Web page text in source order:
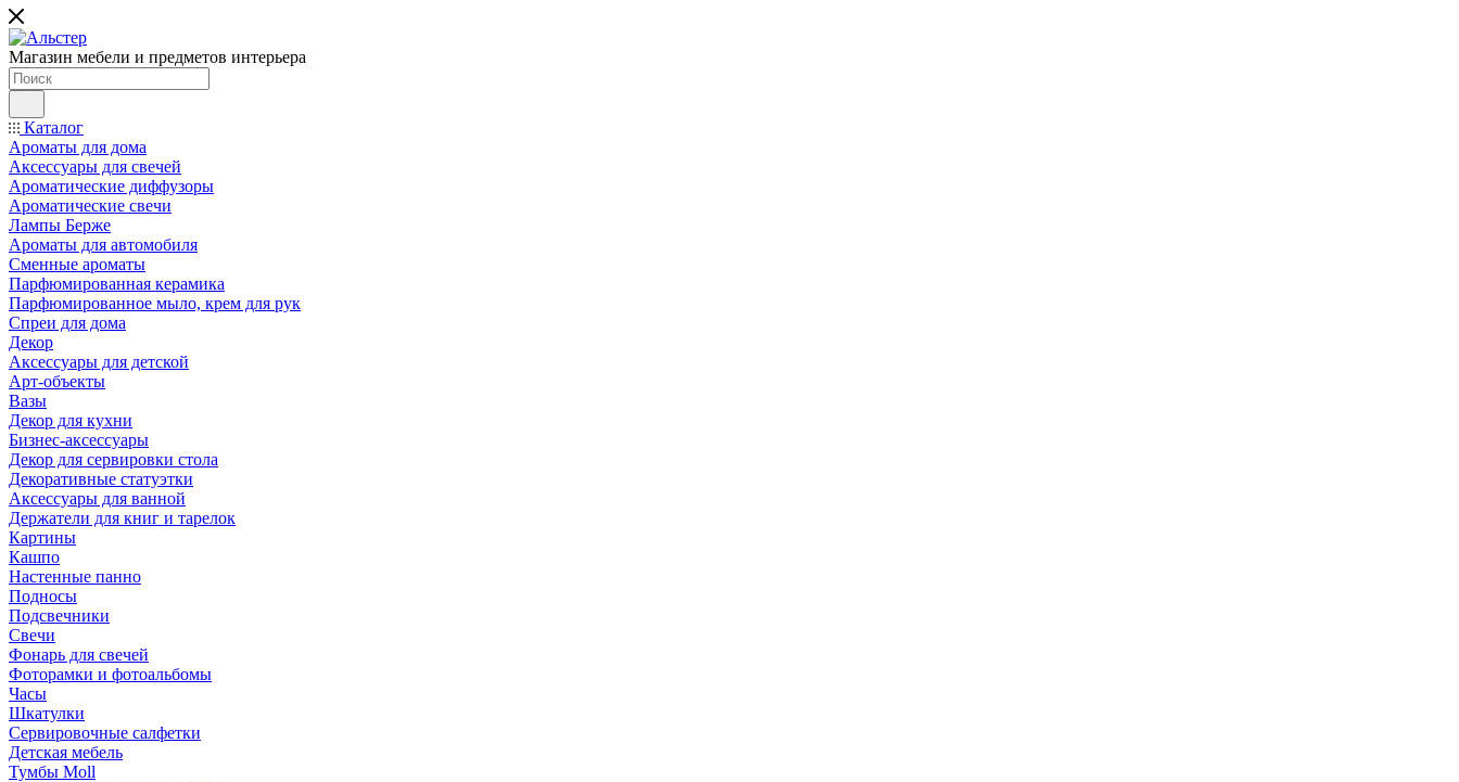
Магазин мебели и предметов интерьера
Каталог
Ароматы для дома
Аксессуары для свечей
Ароматические диффузоры
Ароматические свечи
Лампы Берже
Ароматы для автомобиля
Сменные ароматы
Парфюмированная керамика
Парфюмированное мыло, крем для рук
Спреи для дома
Декор
Аксессуары для детской
Арт-объекты
Вазы
Декор для кухни
Бизнес-аксессуары
Декор для сервировки стола
Декоративные статуэтки
Аксессуары для ванной
Держатели для книг и тарелок
Картины
Кашпо
Настенные панно
Подносы
Подсвечники
Свечи
Фонарь для свечей
Фоторамки и фотоальбомы
Часы
Шкатулки
Сервировочные салфетки
Детская мебель
Тумбы Moll